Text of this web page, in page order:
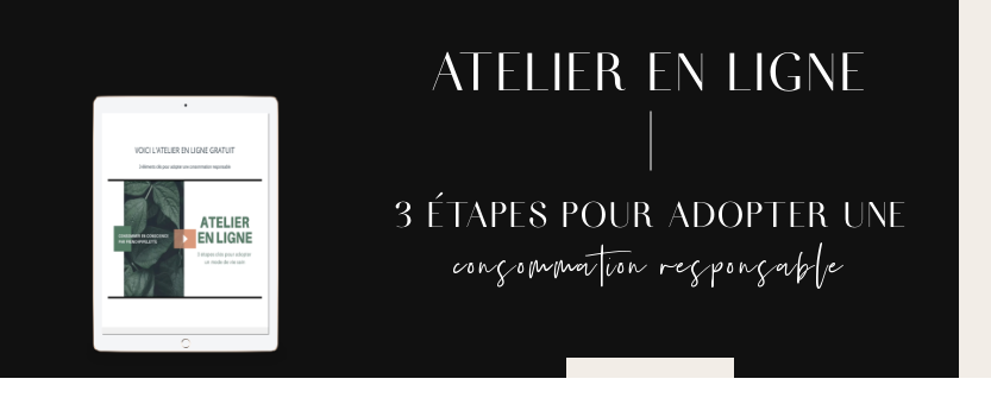
ATELIER EN LIGNE
3 ÉTAPES POUR ADOPTER UNE
consommation responsable